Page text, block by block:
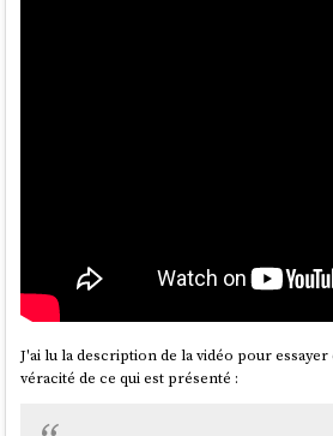
J'ai lu la description de la vidéo pour
véracité de ce qui est présenté :